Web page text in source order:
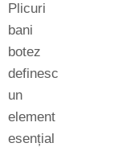
Plicuri
bani
botez
definesc
un
element
esențial